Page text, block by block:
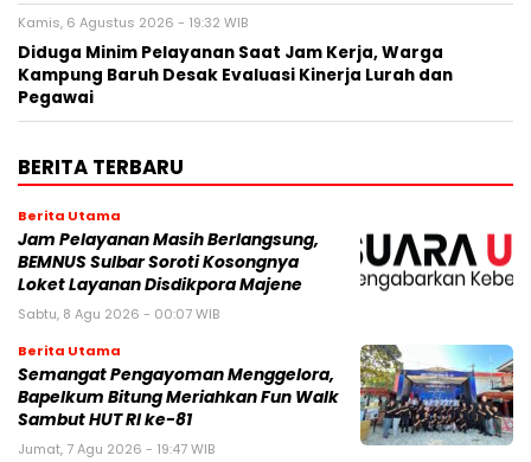
Kamis, 6 Agustus 2026 - 19:32 WIB
Diduga Minim Pelayanan Saat Jam Kerja, Warga
Kampung Baruh Desak Evaluasi Kinerja Lurah dan
Pegawai
BERITA TERBARU
Berita Utama
Jam Pelayanan Masih Berlangsung,
BEMNUS Sulbar Soroti Kosongnya
Loket Layanan Disdikpora Majene
Sabtu, 8 Agu 2026 - 00:07 WIB
Berita Utama
Semangat Pengayoman Menggelora,
Bapelkum Bitung Meriahkan Fun Walk
Sambut HUT RI ke-81
Jumat, 7 Agu 2026 - 19:47 WIB